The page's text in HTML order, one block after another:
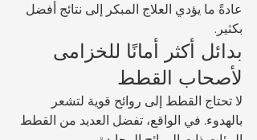
عادةً ما يؤدي العلاج المبكر إلى نتائج أفضل
بكثير.
بدائل أكثر أمانًا للخزامى
لأصحاب القطط
لا تحتاج القطط إلى روائح قوية لتشعر
بالهدوء. في الواقع، تفضل العديد من القطط